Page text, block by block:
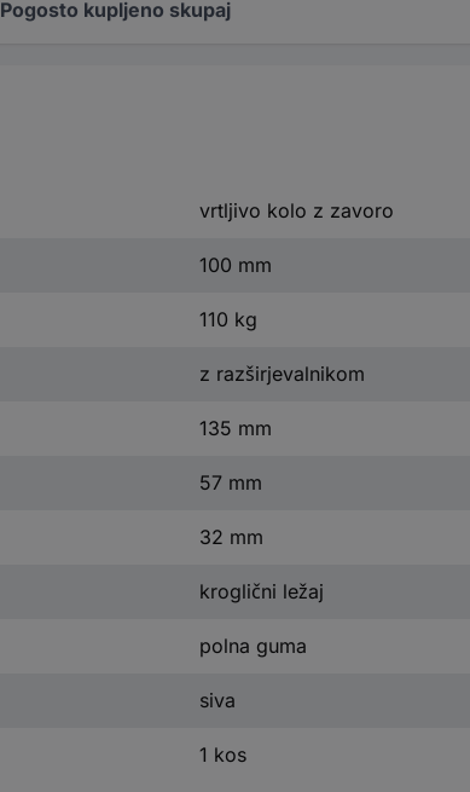
Pogosto kupljeno skupaj
vrtljivo kolo z zavoro
100 mm
110 kg
z razširjevalnikom
135 mm
57 mm
32 mm
kroglični ležaj
polna guma
siva
1 kos